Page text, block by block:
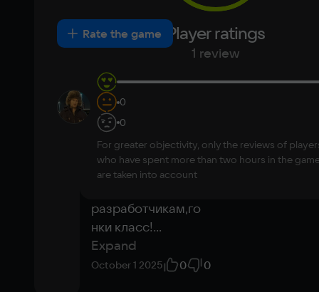
Video card
Space
30 ГБ
Other
DirectX(R): 11, Звуковая карта: совместимая
c DirectX
Korean
Japanese
Turkish
Most
helpfulNewPositiveNeutralNegative
Rate the game
id576885799
Добрый вечер
игра  супер ключ
работает
Советую всем
разработчикам,го
нки класс!...
Expand
October 1 2025 0 0
Player ratings
1 review
0
0
For greater objectivity, only the reviews of
who have spent more than two hours in the
are taken into account